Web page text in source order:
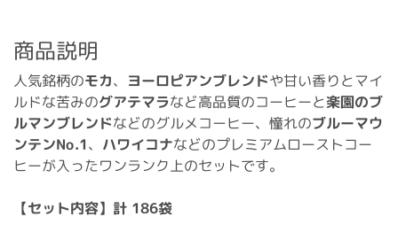
商品説明
人気銘柄のモカ、 ヨーロピアンブレンドや甘い香りとマイ
ルドな苦みのグアテマラなど高品質のコーヒーと楽園のブ
ルマンブレンドなどのグルメコーヒー、憧れのブルーマウ
ンテンNo.1、 ハワイコナなどのプレミアムローストコー
ヒーが入ったワンランク上のセットです。
【セット内容】計 186袋